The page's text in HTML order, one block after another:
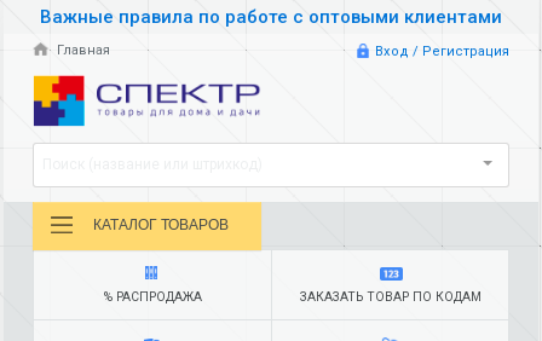
Важные правила по работе с оптовыми клиентами
Главная Вход / Регистрация
КАТАЛОГ ТОВАРОВ
% РАСПРОДАЖА ЗАКАЗАТЬ ТОВАР ПО КОДАМ